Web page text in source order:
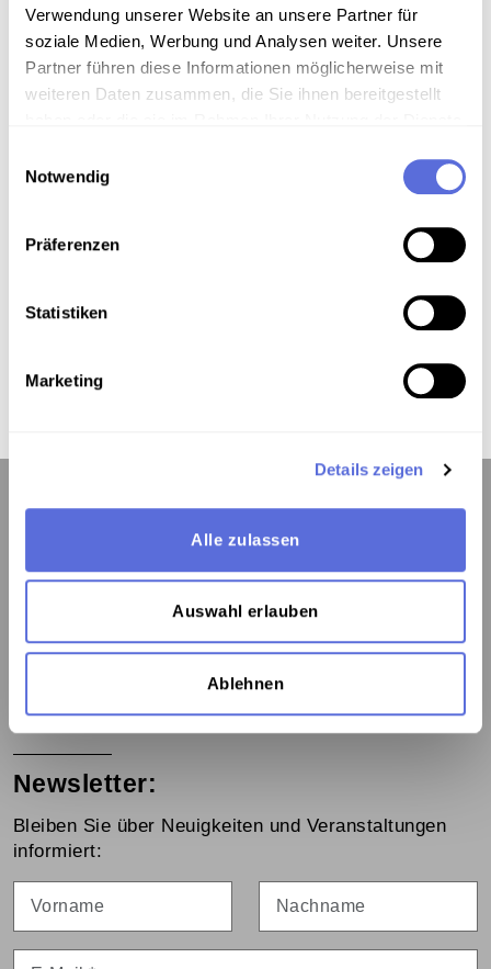
Verwendung unserer Website an unsere Partner für
soziale Medien, Werbung und Analysen weiter. Unsere
Partner führen diese Informationen möglicherweise mit
weiteren Daten zusammen, die Sie ihnen bereitgestellt
Notwendig
Präferenzen
Statistiken
Marketing
Details zeigen
Alle zulassen
Auswahl erlauben
Ablehnen
Nachrichten
Metadaten
Verortung in der digitalen Sammlung
Radiosendung-Mitschnitt
Kontakt:
Österreichische Mediathek
1060 Wien, Webgasse 2a
Tel. +43 1 5973669-0
mediathek@mediathek.at
Newsletter:
Bleiben Sie über Neuigkeiten und Veranstaltungen
informiert: